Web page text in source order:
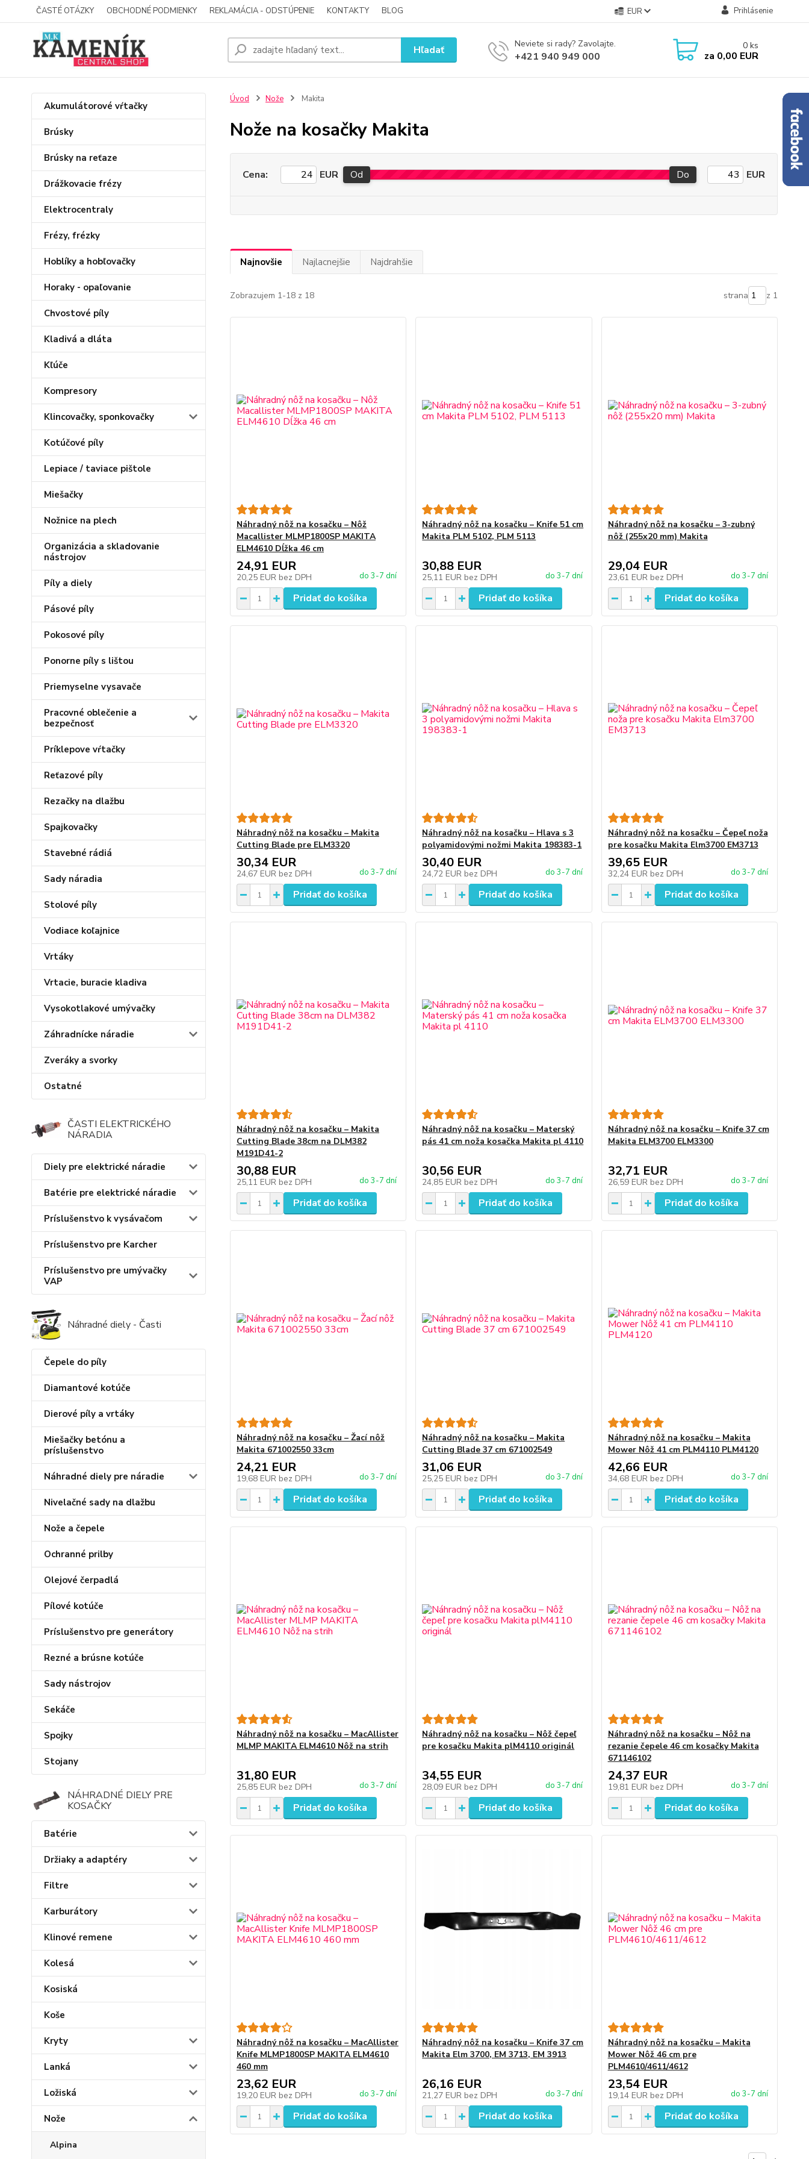
ČASTÉ OTÁZKY OBCHODNÉ PODMIENKY REKLAMÁCIA - ODSTÚPENIE KONTAKTY BLOG EUR Prihlásenie
Hľadať Neviete si rady? Zavolajte.
+421 940 949 000
0 ks
za 0,00 EUR
Akumulátorové vŕtačky
Brúsky
Brúsky na reťaze
Drážkovacie frézy
Elektrocentraly
Frézy, frézky
Hoblíky a hobľovačky
Horaky - opaľovanie
Chvostové píly
Kladivá a dláta
Kľúče
Kompresory
Klincovačky, sponkovačky
Kotúčové píly
Lepiace / taviace pištole
Miešačky
Nožnice na plech
Organizácia a skladovanie
nástrojov
Píly a diely
Pásové píly
Pokosové píly
Ponorne píly s lištou
Priemyselne vysavače
Pracovné oblečenie a
bezpečnosť
Príklepove vŕtačky
Reťazové píly
Rezačky na dlažbu
Spajkovačky
Stavebné rádiá
Sady náradia
Stolové píly
Vodiace koľajnice
Vrtáky
Vrtacie, buracie kladiva
Vysokotlakové umývačky
Záhradnícke náradie
Zveráky a svorky
Ostatné
ČASTI ELEKTRICKÉHO
NÁRADIA
Diely pre elektrické náradie
Batérie pre elektrické náradie
Príslušenstvo k vysávačom
Príslušenstvo pre Karcher
Príslušenstvo pre umývačky
VAP
Náhradné diely - Časti
Čepele do píly
Diamantové kotúče
Dierové píly a vrtáky
Miešačky betónu a
príslušenstvo
Náhradné diely pre náradie
Nivelačné sady na dlažbu
Nože a čepele
Ochranné prilby
Olejové čerpadlá
Pílové kotúče
Príslušenstvo pre generátory
Rezné a brúsne kotúče
Sady nástrojov
Sekáče
Spojky
Stojany
NÁHRADNÉ DIELY PRE
KOSAČKY
Batérie
Držiaky a adaptéry
Filtre
Karburátory
Klinové remene
Kolesá
Kosiská
Koše
Kryty
Lanká
Ložiská
Nože
Alpina
Úvod Nože Makita
Nože na kosačky Makita
Cena: EUR Od Do EUR
Najnovšie Najlacnejšie Najdrahšie
Zobrazujem 1-18 z 18 strana z 1
Náhradný nôž na kosačku – Nôž
Macallister MLMP1800SP MAKITA
ELM4610 Dĺžka 46 cm
24,91 EUR
20,25 EUR bez DPH do 3-7 dní
Pridať do košíka
Náhradný nôž na kosačku – Knife 51 cm
Makita PLM 5102, PLM 5113
30,88 EUR
25,11 EUR bez DPH do 3-7 dní
Pridať do košíka
Náhradný nôž na kosačku – 3-zubný
nôž (255x20 mm) Makita
29,04 EUR
23,61 EUR bez DPH do 3-7 dní
Pridať do košíka
Náhradný nôž na kosačku – Makita
Cutting Blade pre ELM3320
30,34 EUR
24,67 EUR bez DPH do 3-7 dní
Pridať do košíka
Náhradný nôž na kosačku – Hlava s 3
polyamidovými nožmi Makita 198383-1
30,40 EUR
24,72 EUR bez DPH do 3-7 dní
Pridať do košíka
Náhradný nôž na kosačku – Čepeľ noža
pre kosačku Makita Elm3700 EM3713
39,65 EUR
32,24 EUR bez DPH do 3-7 dní
Pridať do košíka
Náhradný nôž na kosačku – Makita
Cutting Blade 38cm na DLM382
M191D41-2
30,88 EUR
25,11 EUR bez DPH do 3-7 dní
Pridať do košíka
Náhradný nôž na kosačku – Materský
pás 41 cm noža kosačka Makita pl 4110
30,56 EUR
24,85 EUR bez DPH do 3-7 dní
Pridať do košíka
Náhradný nôž na kosačku – Knife 37 cm
Makita ELM3700 ELM3300
32,71 EUR
26,59 EUR bez DPH do 3-7 dní
Pridať do košíka
Náhradný nôž na kosačku – Žací nôž
Makita 671002550 33cm
24,21 EUR
19,68 EUR bez DPH do 3-7 dní
Pridať do košíka
Náhradný nôž na kosačku – Makita
Cutting Blade 37 cm 671002549
31,06 EUR
25,25 EUR bez DPH do 3-7 dní
Pridať do košíka
Náhradný nôž na kosačku – Makita
Mower Nôž 41 cm PLM4110 PLM4120
42,66 EUR
34,68 EUR bez DPH do 3-7 dní
Pridať do košíka
Náhradný nôž na kosačku – MacAllister
MLMP MAKITA ELM4610 Nôž na strih
31,80 EUR
25,85 EUR bez DPH do 3-7 dní
Pridať do košíka
Náhradný nôž na kosačku – Nôž čepeľ
pre kosačku Makita plM4110 originál
34,55 EUR
28,09 EUR bez DPH do 3-7 dní
Pridať do košíka
Náhradný nôž na kosačku – Nôž na
rezanie čepele 46 cm kosačky Makita
671146102
24,37 EUR
19,81 EUR bez DPH do 3-7 dní
Pridať do košíka
Náhradný nôž na kosačku – MacAllister
Knife MLMP1800SP MAKITA ELM4610
460 mm
23,62 EUR
19,20 EUR bez DPH do 3-7 dní
Pridať do košíka
Náhradný nôž na kosačku – Knife 37 cm
Makita Elm 3700, EM 3713, EM 3913
26,16 EUR
21,27 EUR bez DPH do 3-7 dní
Pridať do košíka
Náhradný nôž na kosačku – Makita
Mower Nôž 46 cm pre
PLM4610/4611/4612
23,54 EUR
19,14 EUR bez DPH do 3-7 dní
Pridať do košíka